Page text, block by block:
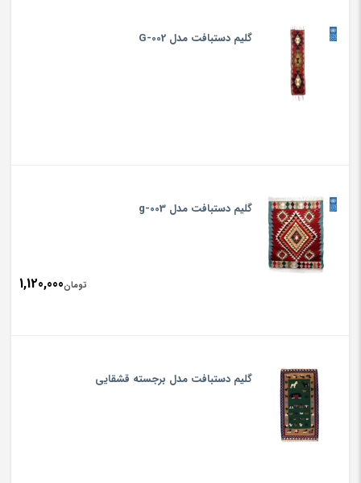
گلیم دستبافت مدل G-002
گلیم دستبافت مدل g-003
تومان1,120,000
گلیم دستبافت مدل برجسته قشقایی